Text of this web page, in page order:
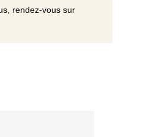
rendez-vous sur